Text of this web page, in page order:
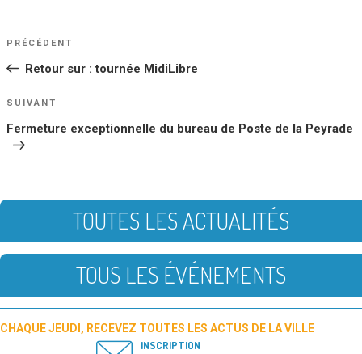
NAVIGATION
DE
Article
PRÉCÉDENT
Retour sur : tournée MidiLibre
Article
SUIVANT
Fermeture exceptionnelle du bureau de Poste de la Peyrade
TOUTES LES ACTUALITÉS
TOUS LES ÉVÉNEMENTS
CHAQUE JEUDI, RECEVEZ TOUTES LES ACTUS DE LA VILLE
INSCRIPTION